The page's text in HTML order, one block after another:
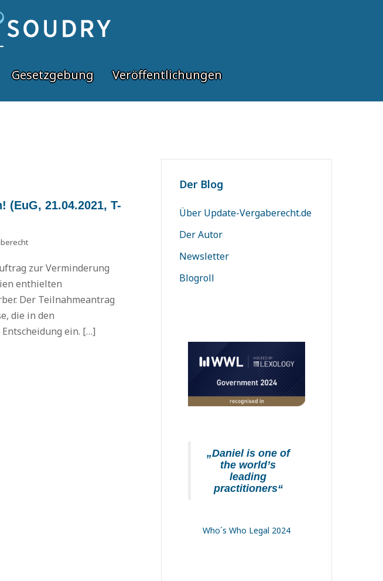
Gesetzgebung Veröffentlichungen
21.04.2021, T-
zur Verminderung
enthielten
Der Teilnahmeantrag
die in den
ein. […]
Der Blog
Über Update-Vergaberecht.de
Der Autor
Newsletter
Blogroll
„Daniel is one of
the world’s
leading
practitioners“
Who´s Who Legal 2024